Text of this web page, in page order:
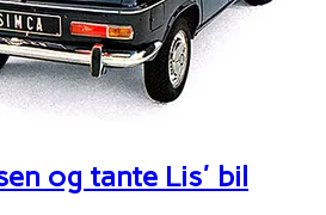
og tante Lis' bil